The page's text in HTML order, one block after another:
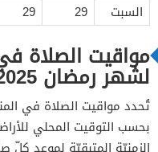
السبت
29
29
مواقيت الصلاة
لشهر رمضان 2025 /1446
بحسب التوقيت المحلي